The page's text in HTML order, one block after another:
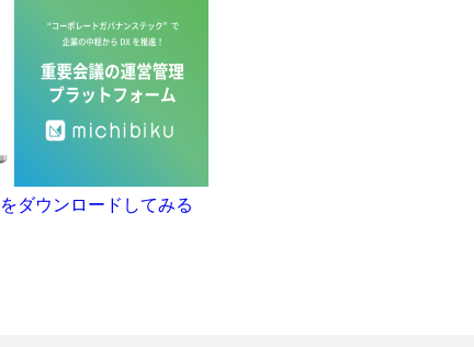
ダウンロードしてみる